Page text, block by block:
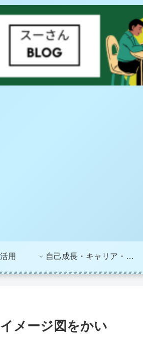
用 自己成長・キャリア・ライフプラン
メージ図をかい